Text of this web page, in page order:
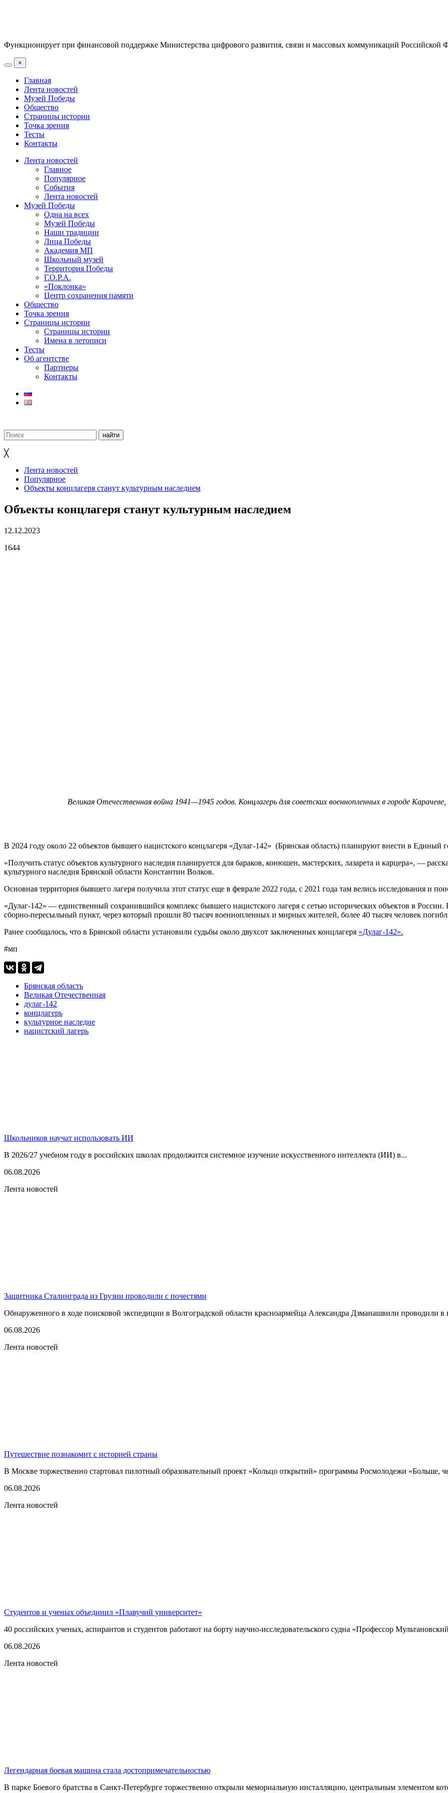
Функционирует при финансовой поддержке Министерства цифрового развития, связи и массовых коммуникаций Российской
×
Главная
Лента новостей
Музей Победы
Общество
Страницы истории
Точка зрения
Тесты
Контакты
Лента новостей
Главное
Популярное
События
Лента новостей
Музей Победы
Одна на всех
Музей Победы
Наши традиции
Лица Победы
Академия МП
Школьный музей
Территория Победы
Г.О.Р.А.
«Поклонка»
Центр сохранения памяти
Общество
Точка зрения
Страницы истории
Страницы истории
Имена в летописи
Тесты
Об агентстве
Партнеры
Контакты
╳
Лента новостей
Популярное
Объекты концлагеря станут культурным наследием
Объекты концлагеря станут культурным наследием
12.12.2023
1644
Великая Отечественная война 1941—1945 годов. Концлагерь для советских военнопленных в городе
В 2024 году около 22 объектов бывшего нацистского концлагеря «Дулаг-142» (Брянская область) планируют внести в Единый
«Получить статус объектов культурного наследия планируется для бараков, конюшен, мастерских, лазарета и карцера», —
культурного наследия Брянской области Константин Волков.
Основная территория бывшего лагеря получила этот статус еще в феврале 2022 года, с 2021 года там велись исследования и
«Дулаг-142» — единственный сохранившийся комплекс бывшего нацистского лагеря с сетью исторических объектов в
сборно-пересыльный пункт, через который прошли 80 тысяч военнопленных и мирных жителей, более 40 тысяч человек
Ранее сообщалось, что в Брянской области установили судьбы около двухсот заключенных концлагеря «Дулаг-142».
#мп
Брянская область
Великая Отечественная
дулаг-142
концлагерь
культурное наследие
нацистский лагерь
Школьников научат использовать ИИ
В 2026/27 учебном году в российских школах продолжится системное изучение искусственного интеллекта (ИИ) в...
06.08.2026
Лента новостей
Защитника Сталинграда из Грузии проводили с почестями
Обнаруженного в ходе поисковой экспедиции в Волгоградской области красноармейца Александра Дзманашвили проводили в
06.08.2026
Лента новостей
Путешествие познакомит с историей страны
В Москве торжественно стартовал пилотный образовательный проект «Кольцо открытий» программы Росмолодежи «Больше,
06.08.2026
Лента новостей
Студентов и ученых объединил «Плавучий университет»
40 российских ученых, аспирантов и студентов работают на борту научно-исследовательского судна «Профессор
06.08.2026
Лента новостей
Легендарная боевая машина стала достопримечательностью
В парке Боевого братства в Санкт-Петербурге торжественно открыли мемориальную инсталляцию, центральным элементом